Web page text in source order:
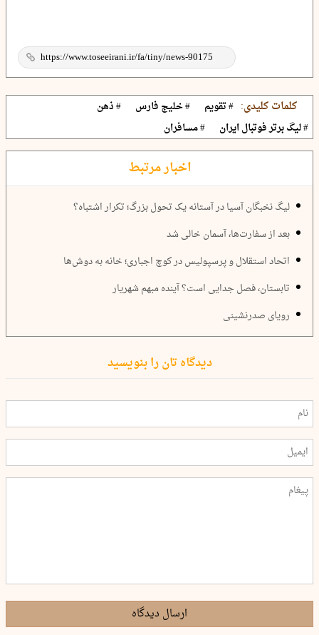
کلمات کلیدی: # تقویم # خلیج فارس
# ذهن
# لیگ برتر فوتبال ایران
# مسافران
اخبار مرتبط
لیگ نخبگان آسیا در آستانه یک تحول بزرگ؛ تکرار اشتباه؟
بعد از سفارت‌ها، آسمان خالی شد
اتحاد استقلال و پرسپولیس در کوچ اجباری؛ خانه به‌ دوش‌ها
تابستان‌، فصل جدایی است؟ آینده مبهم شهریار
رویای صدرنشینی
دیدگاه تان را بنویسید
ارسال دیدگاه